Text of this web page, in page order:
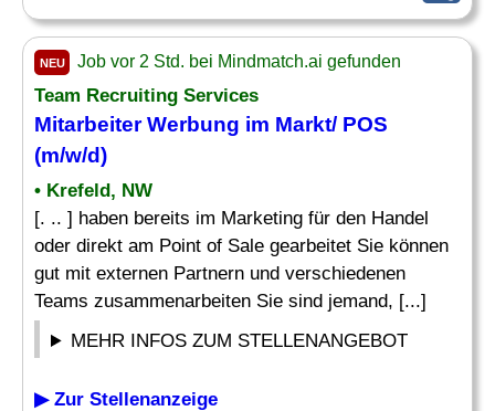
NEU Job vor 2 Std. bei Mindmatch.ai gefunden
Team Recruiting Services
Mitarbeiter Werbung im Markt/ POS
(m/w/d)
• Krefeld, NW
[. .. ] haben bereits im Marketing für den Handel
oder direkt am Point of Sale gearbeitet Sie können
gut mit externen Partnern und verschiedenen
Teams zusammenarbeiten Sie sind jemand, [...]
MEHR INFOS ZUM STELLENANGEBOT
▶ Zur Stellenanzeige